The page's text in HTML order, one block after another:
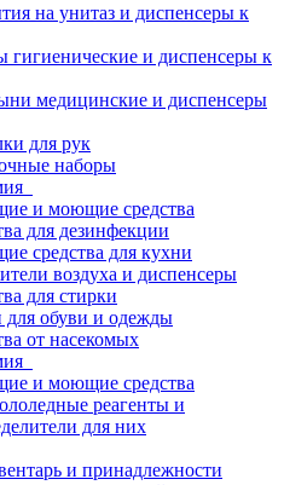
на унитаз и диспенсеры к
гигиенические и диспенсеры к
медицинские и диспенсеры
для рук
наборы
и моющие средства
для дезинфекции
средства для кухни
воздуха и диспенсеры
для стирки
обуви и одежды
от насекомых
и моющие средства
реагенты и
для них
и принадлежности